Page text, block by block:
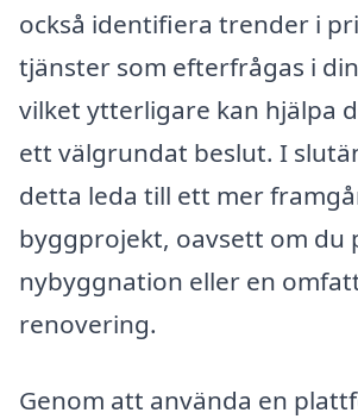
också identifiera trender i
tjänster som efterfrågas i
vilket ytterligare kan hjälpa
ett välgrundat beslut. I
detta leda till ett mer
byggprojekt, oavsett om du
nybyggnation eller en
renovering.
Genom att använda en